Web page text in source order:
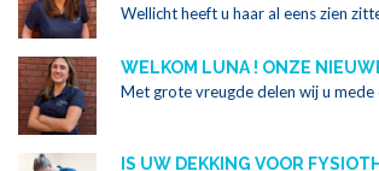
Wellicht heeft u haar al eens zien
WELKOM LUNA ! ONZE
Met grote vreugde delen wij u mede
IS UW DEKKING VOOR